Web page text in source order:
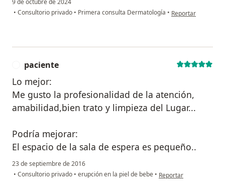
9 de octubre de 2024
• Consultorio privado • Primera consulta Dermatología • en opinión del
Reportar
paciente
Lo mejor:
Me gusto la profesionalidad de la atención,
amabilidad,bien trato y limpieza del Lugar...
Podría mejorar:
El espacio de la sala de espera es pequeño..
23 de septiembre de 2016
• Consultorio privado • erupción en la piel de bebe • en opinión del usuario
Reportar